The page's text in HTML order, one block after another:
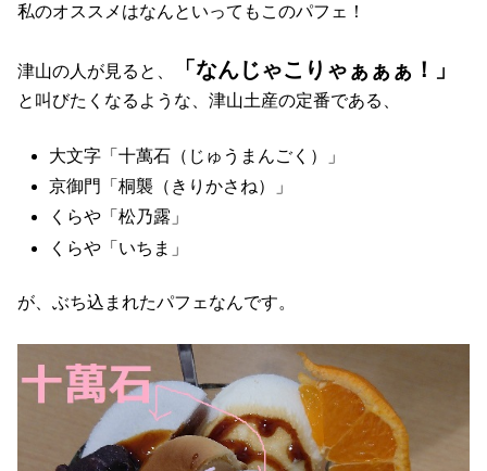
私のオススメはなんといってもこのパフェ！
津山の人が見ると、 「なんじゃこりゃぁぁぁ！」
と叫びたくなるような、津山土産の定番である、
大文字「十萬石（じゅうまんごく）」
京御門「桐襲（きりかさね）」
くらや「松乃露」
くらや「いちま」
が、ぶち込まれたパフェなんです。